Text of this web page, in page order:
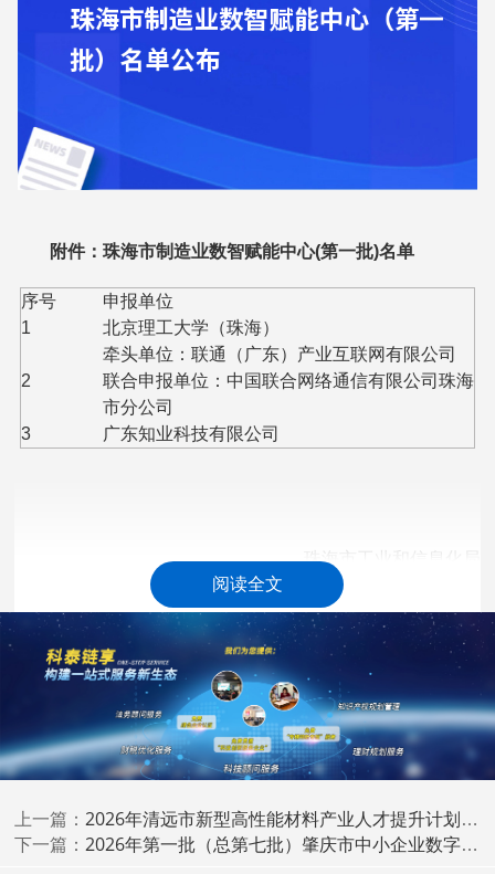
附件：珠海市制造业数智赋能中心(第一批)名单
序号
申报单位
1
北京理工大学（珠海）
2
牵头单位：联通（广东）产业互联网有限公司
联合申报单位：中国联合网络通信有限公司珠海
市分公司
3
广东知业科技有限公司
珠海市工业和信息化局
2026年6月11日
科泰集团(https://www.gdktzx.com/)成立17年来，致力于
高新技术企业认定 名优高新技术产品认定、省市工程
中心认定、省市企业技术中心认定、省市工业设计中心认
定、省市重点实验室认定、新型研发机构认定、 专精特新中
请、研发费用加计扣除、两化融合贯标认证、科技型中小企
业评价入库、创新创业大赛、专利奖、科学技术奖、科技成
阅读全文
上一篇： 2026年清远市新型高性能材料产业人才提升计划(扬帆计划)“开展新型高性能材料产业人才队伍培育”专题资金项目安排计划的公示
下一篇： 2026年第一批（总第七批）肇庆市中小企业数字化转型城市试点数字化改造项目申报拟奖补名单的公示